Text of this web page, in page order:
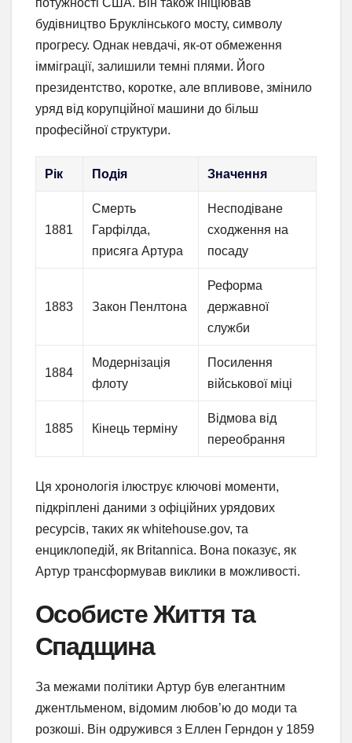
потужності США. Він також ініціював
будівництво Бруклінського мосту, символу
прогресу. Однак невдачі, як-от обмеження
імміграції, залишили темні плями. Його
президентство, коротке, але впливове, змінило
уряд від корупційної машини до більш
професійної структури.
Рік Подія Значення
1881
Смерть
Гарфілда,
присяга Артура
Несподіване
сходження на
посаду
1883 Закон Пенлтона
Реформа
державної
служби
1884
Модернізація
флоту
Посилення
військової міці
1885 Кінець терміну
Відмова від
переобрання
Ця хронологія ілюструє ключові моменти,
підкріплені даними з офіційних урядових
ресурсів, таких як whitehouse.gov, та
енциклопедій, як Britannica. Вона показує, як
Артур трансформував виклики в можливості.
Особисте Життя та
Спадщина
За межами політики Артур був елегантним
джентльменом, відомим любов’ю до моди та
розкоші. Він одружився з Еллен Герндон у 1859